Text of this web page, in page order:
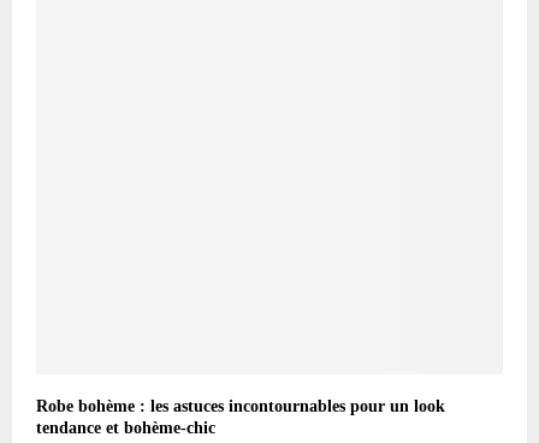
Robe bohème : les astuces incontournables pour un look
tendance et bohème-chic